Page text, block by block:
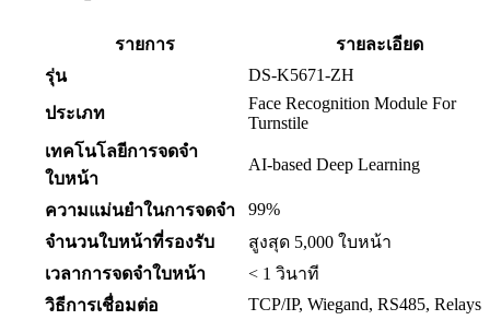
รายการ
รายละเอียด
รุ่น
DS-K5671-ZH
ประเภท
Face Recognition Module For
Turnstile
เทคโนโลยีการจดจำ
ใบหน้า
AI-based Deep Learning
ความแม่นยำในการจดจำ
99%
จำนวนใบหน้าที่รองรับ
สูงสุด 5,000 ใบหน้า
เวลาการจดจำใบหน้า
< 1 วินาที
วิธีการเชื่อมต่อ
TCP/IP, Wiegand, RS485, Relays